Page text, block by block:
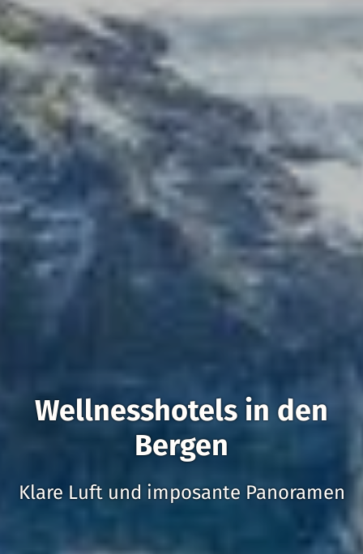
Wellnesshotels in den
Bergen
Klare Luft und imposante Panoramen